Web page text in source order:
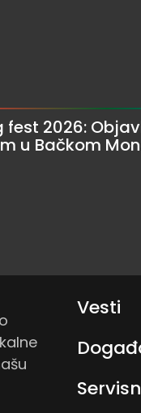
fest 2026:
u Bačkom
Vesti